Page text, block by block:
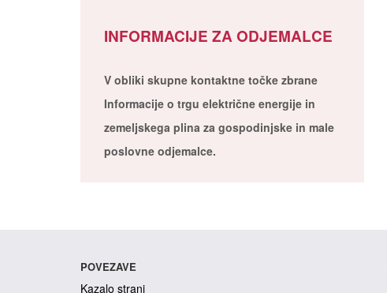
INFORMACIJE ZA ODJEMALCE
V obliki skupne kontaktne točke zbrane
Informacije o trgu električne energije in
zemeljskega plina za gospodinjske in male
poslovne odjemalce.
POVEZAVE
Kazalo strani